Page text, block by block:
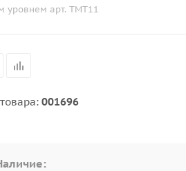
уровнем арт. ТМТ11
001696